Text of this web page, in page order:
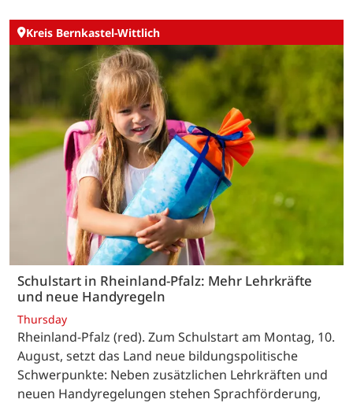
Kreis Bernkastel-Wittlich
Schulstart in Rheinland-Pfalz: Mehr Lehrkräfte
und neue Handyregeln
Thursday
Rheinland-Pfalz (red). Zum Schulstart am Montag, 10.
August, setzt das Land neue bildungspolitische
Schwerpunkte: Neben zusätzlichen Lehrkräften und
neuen Handyregelungen stehen Sprachförderung,